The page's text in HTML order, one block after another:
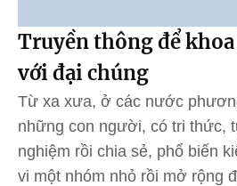
Truyền thông để
với đại chúng
Từ xa xưa, ở các nước
những con người, có tri thức,
nghiệm rồi chia sẻ, phổ biến
vi một nhóm nhỏ rồi mở rộng